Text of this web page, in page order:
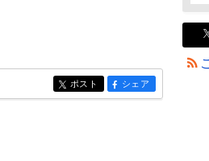
entry1118
ポスト entry1118
シェア